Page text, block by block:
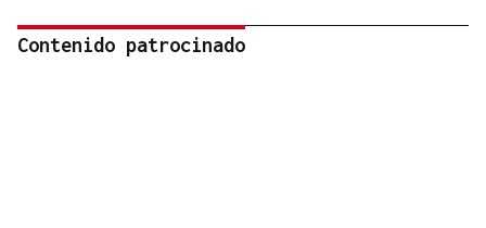
Contenido patrocinado